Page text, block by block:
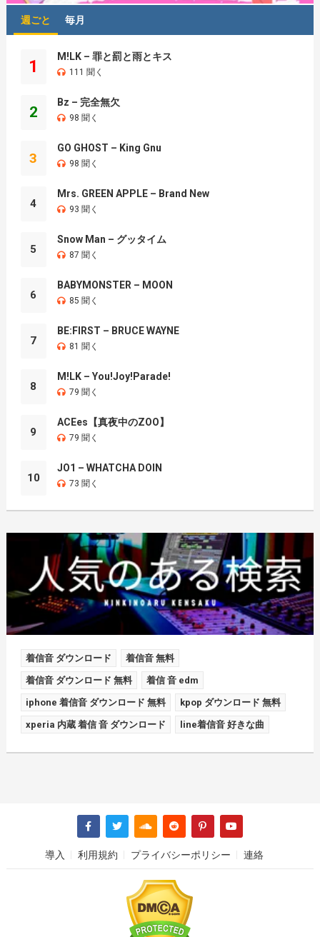
週ごと 毎月
1
M!LK – 罪と罰と雨とキス
111 聞く
2
Bz – 完全無欠
98 聞く
3
GO GHOST – King Gnu
98 聞く
4
Mrs. GREEN APPLE – Brand New
93 聞く
5
Snow Man – グッタイム
87 聞く
6
BABYMONSTER – MOON
85 聞く
7
BE:FIRST – BRUCE WAYNE
81 聞く
8
M!LK – You!Joy!Parade!
79 聞く
9
ACEes【真夜中のZOO】
79 聞く
10
JO1 – WHATCHA DOIN
73 聞く
着信音 ダウンロード 着信音 無料
着信音 ダウンロード 無料 着信 音 edm
iphone 着信音 ダウンロード 無料 kpop ダウンロード 無料
xperia 内蔵 着信 音 ダウンロード line着信音 好きな曲
導入 利用規約 プライバシーポリシー 連絡